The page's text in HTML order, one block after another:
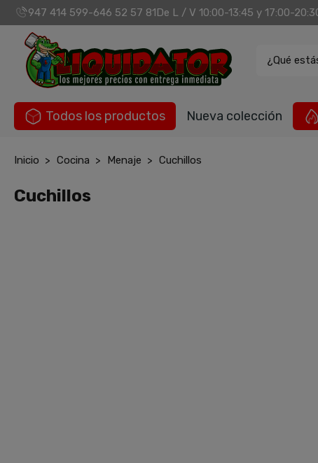
947 414 599-646 52 57 81De L / V 10:00-13:45 y 17:00-
¿Qué
Todos los productos Nueva colección
Inicio Cocina Menaje Cuchillos
Cuchillos